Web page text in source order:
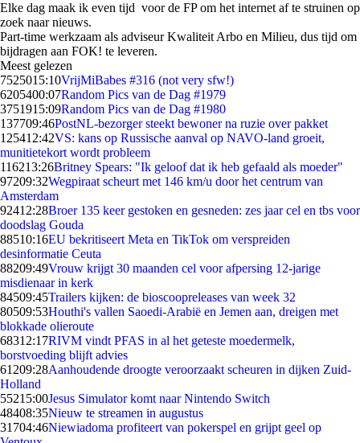
Elke dag maak ik even tijd voor de FP om het internet af te struinen op
zoek naar nieuws.
Part-time werkzaam als adviseur Kwaliteit Arbo en Milieu, dus tijd om
bijdragen aan FOK! te leveren.
Meest gelezen
7525015:10VrijMiBabes #316 (not very sfw!)
6205400:07Random Pics van de Dag #1979
3751915:09Random Pics van de Dag #1980
137709:46PostNL-bezorger steekt bewoner na ruzie over pakket
125412:42VS: kans op Russische aanval op NAVO-land groeit,
munitietekort wordt probleem
116213:26Britney Spears: "Ik geloof dat ik heb gefaald als moeder"
97209:32Wegpiraat scheurt met 146 km/u door het centrum van
Amsterdam
92412:28Broer 135 keer gestoken en gesneden: zes jaar cel en tbs voor
doodslag Gouda
88510:16EU bekritiseert Meta en TikTok om verspreiden
desinformatie Ceuta
88209:49Vrouw krijgt 30 maanden cel voor afpersing 12-jarige
misdienaar in kerk
84509:45Trailers kijken: de bioscoopreleases van week 32
80509:53Houthi's vallen Saoedi-Arabië en Jemen aan, dreigen met
blokkade olieroute
68312:17RIVM vindt PFAS in al het geteste moedermelk,
borstvoeding blijft advies
61209:28Aanhoudende droogte veroorzaakt scheuren in dijken Zuid-
Holland
55215:00Jesus Simulator komt naar Nintendo Switch
48408:35Nieuw te streamen in augustus
31704:46Niewiadoma profiteert van pokerspel en grijpt geel op